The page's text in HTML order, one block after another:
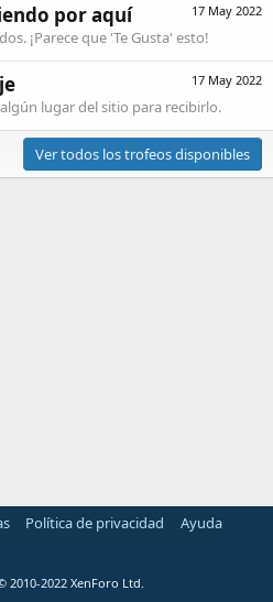
17 May 2022
por aquí
¡Parece que 'Te Gusta' esto!
17 May 2022
lugar del sitio para recibirlo.
Ver todos los trofeos disponibles
Política de privacidad
Ayuda
2010-2022 XenForo Ltd.